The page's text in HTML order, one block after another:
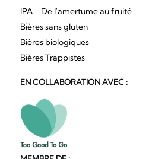
IPA - De l'amertume au fruité
Bières sans gluten
Bières biologiques
Bières Trappistes
EN COLLABORATION AVEC :